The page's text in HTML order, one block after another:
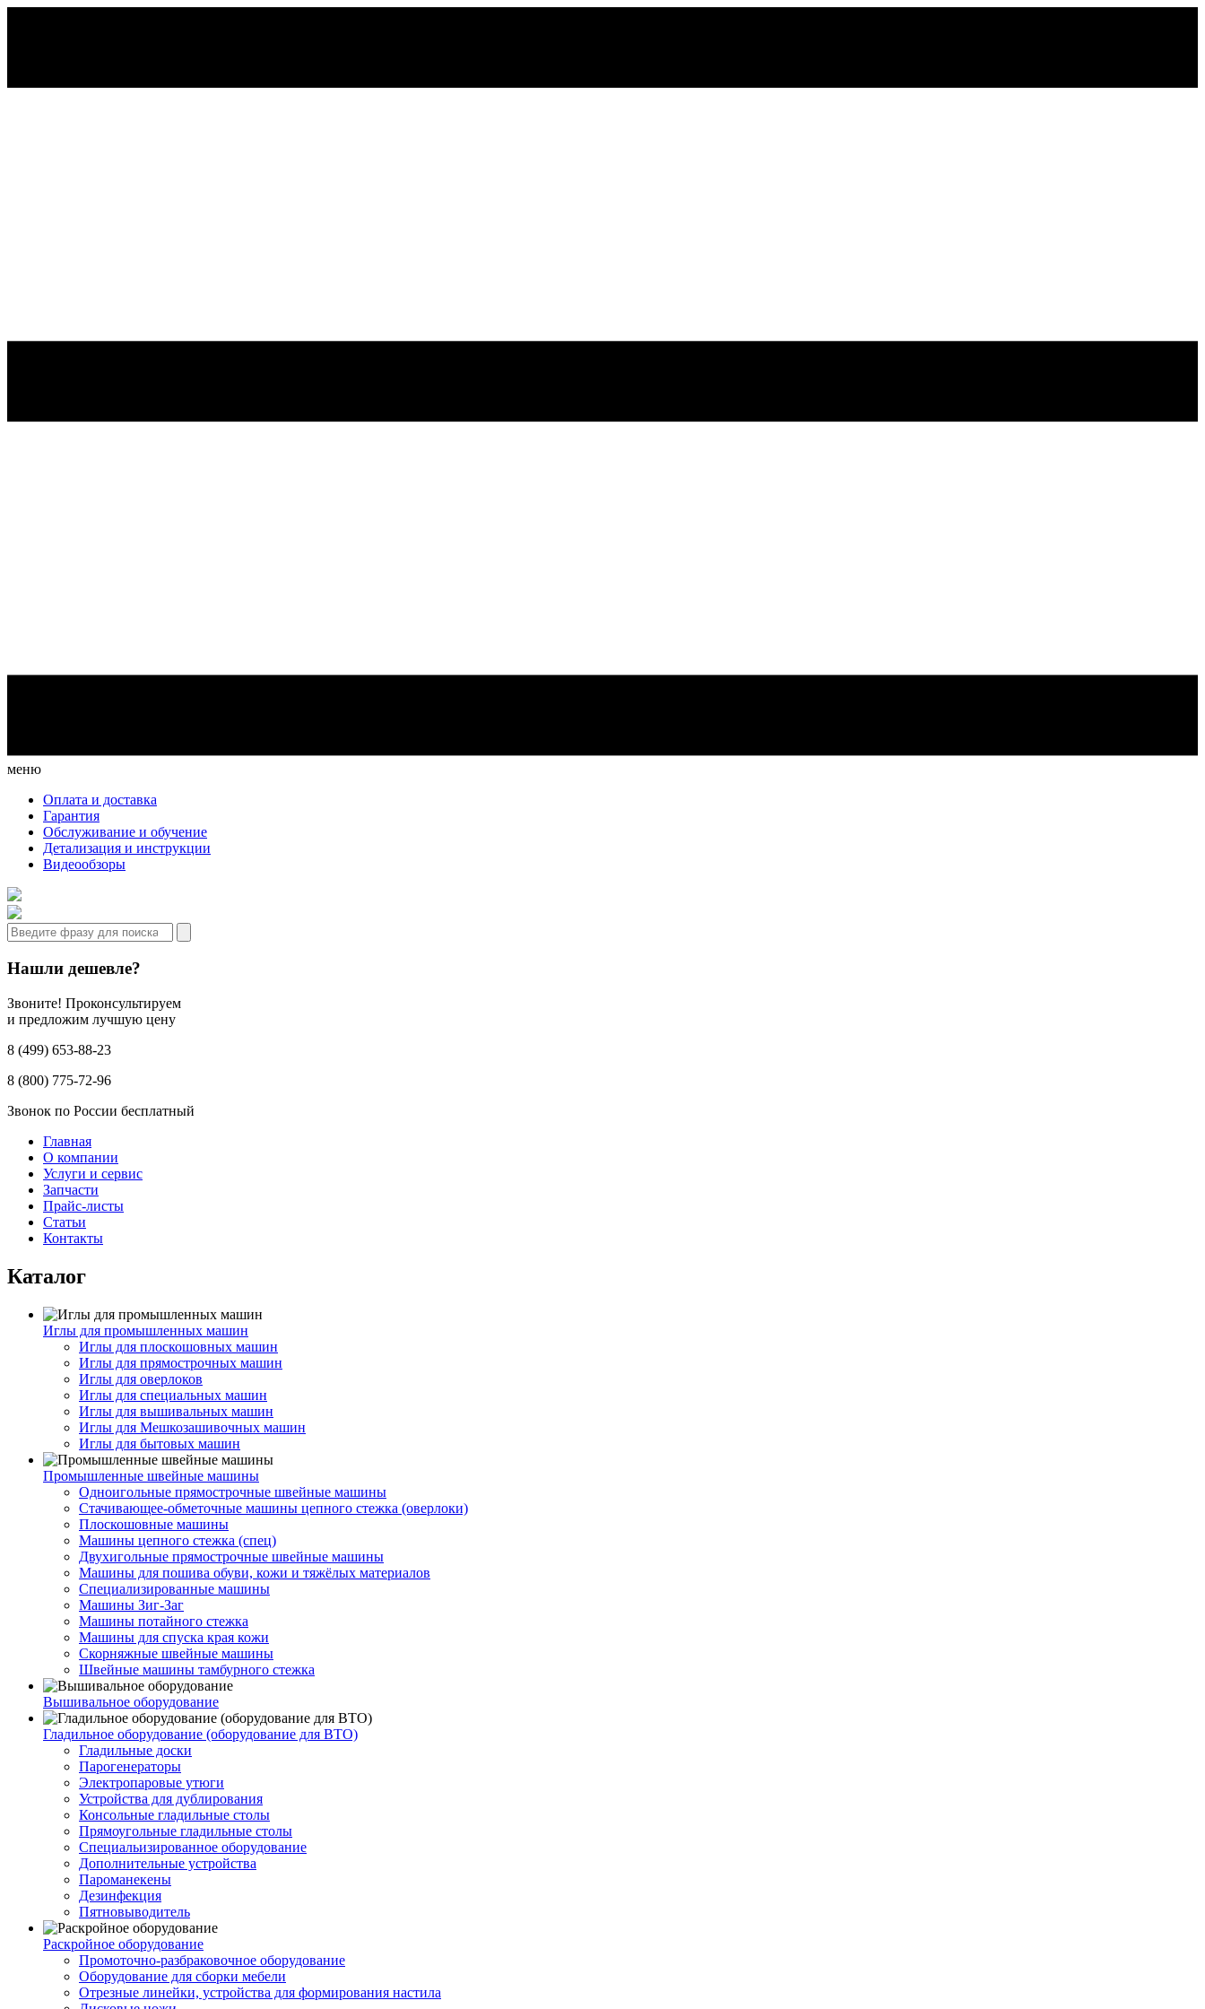
меню
Оплата и доставка
Гарантия
Обслуживание и обучение
Детализация и инструкции
Видеообзоры
Нашли дешевле?
Звоните! Проконсультируем
и предложим лучшую цену
8 (499) 653-88-23
8 (800) 775-72-96
Звонок по России бесплатный
Главная
О компании
Услуги и сервис
Запчасти
Прайс-листы
Статьи
Контакты
Каталог
Иглы для промышленных машин
Иглы для плоскошовных машин
Иглы для прямострочных машин
Иглы для оверлоков
Иглы для специальных машин
Иглы для вышивальных машин
Иглы для Мешкозашивочных машин
Иглы для бытовых машин
Промышленные швейные машины
Одноигольные прямострочные швейные машины
Стачивающее-обметочные машины цепного стежка (оверлоки)
Плоскошовные машины
Машины цепного стежка (спец)
Двухигольные прямострочные швейные машины
Машины для пошива обуви, кожи и тяжёлых материалов
Специализированные машины
Машины Зиг-Заг
Машины потайного стежка
Машины для спуска края кожи
Скорняжные швейные машины
Швейные машины тамбурного стежка
Вышивальное оборудование
Гладильное оборудование (оборудование для ВТО)
Гладильные доски
Парогенераторы
Электропаровые утюги
Устройства для дублирования
Консольные гладильные столы
Прямоугольные гладильные столы
Специальизированное оборудование
Дополнительные устройства
Пароманекены
Дезинфекция
Пятновыводитель
Раскройное оборудование
Промоточно-разбраковочное оборудование
Оборудование для сборки мебели
Отрезные линейки, устройства для формирования настила